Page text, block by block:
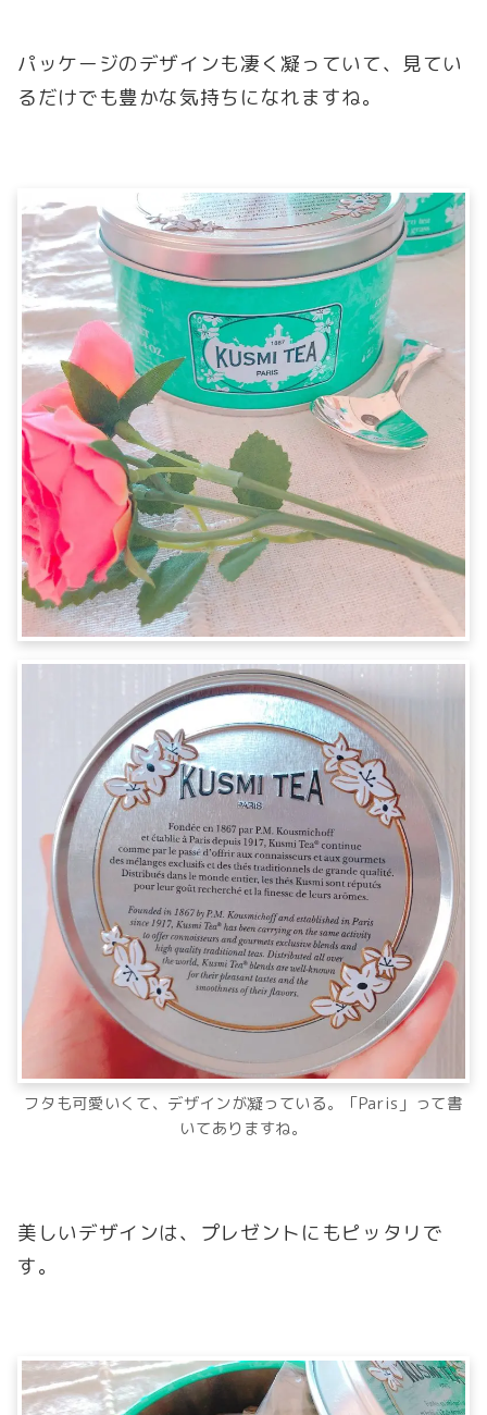
パッケージのデザインも凄く凝っていて、見てい
るだけでも豊かな気持ちになれますね。
フタも可愛いくて、デザインが凝っている。「Paris」って書
いてありますね。
美しいデザインは、プレゼントにもピッタリで
す。